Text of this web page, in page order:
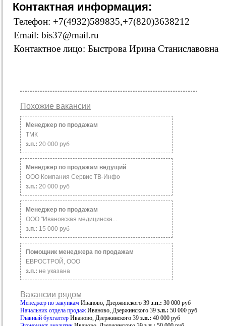
Контактная информация:
Телефон: +7(4932)589835,+7(820)3638212
Email: bis37@mail.ru
Контактное лицо: Быстрова Ирина Станиславовна
Похожие вакансии
Менеджер по продажам
ТМК
з.п.: 20 000 руб
Менеджер по продажам ведущий
ООО Компания Сервис ТВ-Инфо
з.п.: 20 000 руб
Менеджер по продажам
ООО "Ивановская медицинска...
з.п.: 15 000 руб
Помощник менеджера по продажам
ЕВРОСТРОЙ, ООО
з.п.: не указана
Вакансии рядом
Менеджер по закупкам Иваново, Дзержинского 39 з.п.: 30 000 руб
Начальник отдела продаж Иваново, Дзержинского 39 з.п.: 50 000 руб
Главный бухгалтер Иваново, Дзержинского 39 з.п.: 40 000 руб